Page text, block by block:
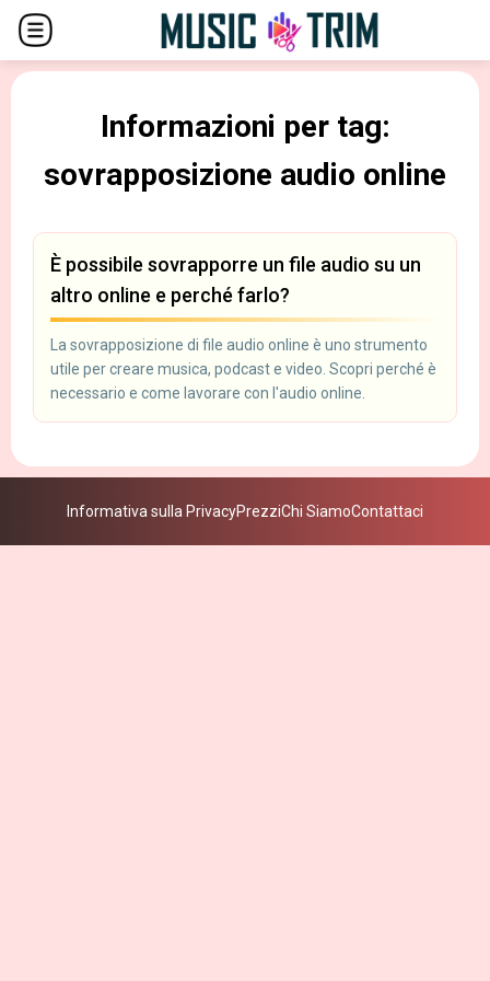
Informazioni per tag:
sovrapposizione audio online
È possibile sovrapporre un file audio su un
altro online e perché farlo?
La sovrapposizione di file audio online è uno strumento
utile per creare musica, podcast e video. Scopri perché è
necessario e come lavorare con l'audio online.
Informativa sulla PrivacyPrezziChi SiamoContattaci